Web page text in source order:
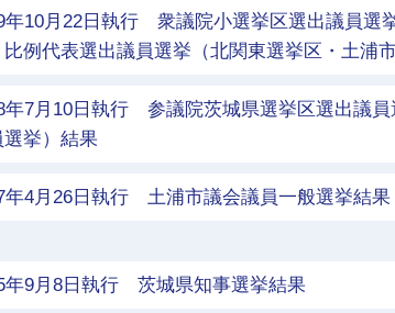
年10月22日執行 衆議院小選挙区選出議員選
比例代表選出議員選挙（北関東選挙区・土浦
年7月10日執行 参議院茨城県選挙区選出議員
選挙）結果
年4月26日執行 土浦市議会議員一般選挙結果
年9月8日執行 茨城県知事選挙結果